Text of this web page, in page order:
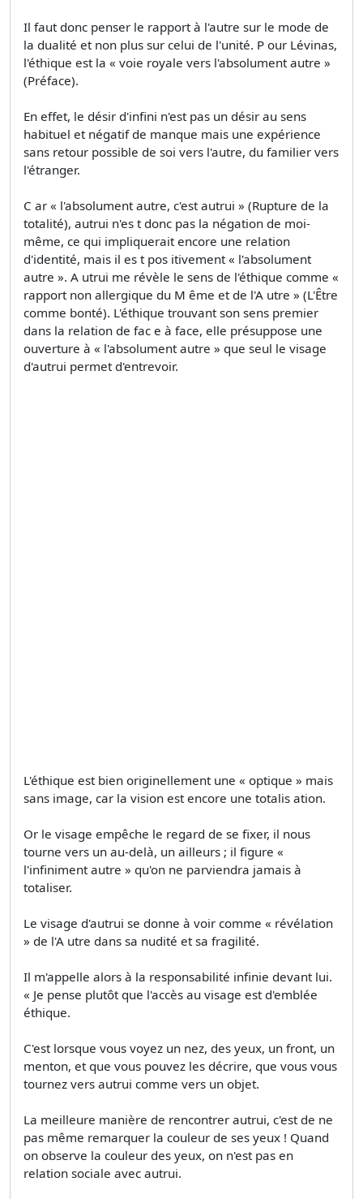
Il faut donc penser le rapport à l'autre sur le mode de
la dualité et non plus sur celui de l'unité. P our Lévinas,
l'éthique est la « voie royale vers l'absolument autre »
(Préface).
En effet, le désir d'infini n'est pas un désir au sens
habituel et négatif de manque mais une expérience
sans retour possible de soi vers l'autre, du familier vers
l'étranger.
C ar « l'absolument autre, c'est autrui » (Rupture de la
totalité), autrui n'es t donc pas la négation de moi-
même, ce qui impliquerait encore une relation
d'identité, mais il es t pos itivement « l'absolument
autre ». A utrui me révèle le sens de l'éthique comme «
rapport non allergique du M ême et de l'A utre » (L'Être
comme bonté). L'éthique trouvant son sens premier
dans la relation de fac e à face, elle présuppose une
ouverture à « l'absolument autre » que seul le visage
d'autrui permet d'entrevoir.
L'éthique est bien originellement une « optique » mais
sans image, car la vision est encore une totalis ation.
Or le visage empêche le regard de se fixer, il nous
tourne vers un au-delà, un ailleurs ; il figure «
l'infiniment autre » qu'on ne parviendra jamais à
totaliser.
Le visage d'autrui se donne à voir comme « révélation
» de l'A utre dans sa nudité et sa fragilité.
Il m'appelle alors à la responsabilité infinie devant lui.
« Je pense plutôt que l'accès au visage est d'emblée
éthique.
C'est lorsque vous voyez un nez, des yeux, un front, un
menton, et que vous pouvez les décrire, que vous vous
tournez vers autrui comme vers un objet.
La meilleure manière de rencontrer autrui, c'est de ne
pas même remarquer la couleur de ses yeux ! Quand
on observe la couleur des yeux, on n'est pas en
relation sociale avec autrui.